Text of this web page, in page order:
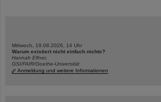
Mittwoch, 19.08.2026, 14 Uhr
Warum existiert nicht einfach nichts?
Hannah Elfner,
GSI/FAIR/Goethe-Universität
Anmeldung und weitere Informationen